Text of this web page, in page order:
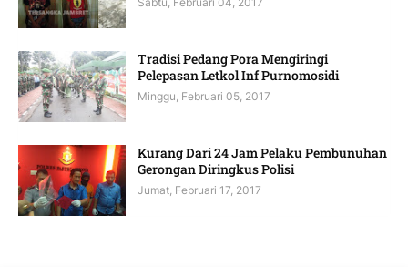
Tradisi Pedang Pora Mengiringi
Pelepasan Letkol Inf Purnomosidi
Minggu, Februari 05, 2017
Kurang Dari 24 Jam Pelaku Pembunuhan
Gerongan Diringkus Polisi
Jumat, Februari 17, 2017